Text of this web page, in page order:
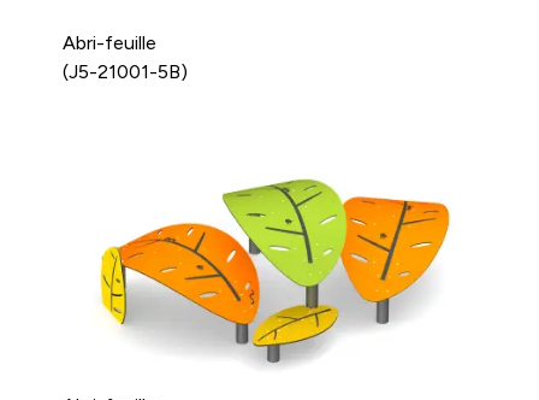
Abri-feuille
(J5-21001-5B)